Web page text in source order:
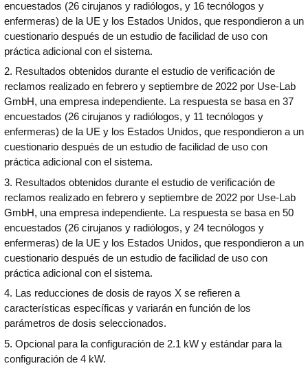
encuestados (26 cirujanos y radiólogos, y 16 tecnólogos y
enfermeras) de la UE y los Estados Unidos, que respondieron a un
cuestionario después de un estudio de facilidad de uso con
práctica adicional con el sistema.
2. Resultados obtenidos durante el estudio de verificación de
reclamos realizado en febrero y septiembre de 2022 por Use-Lab
GmbH, una empresa independiente. La respuesta se basa en 37
encuestados (26 cirujanos y radiólogos, y 11 tecnólogos y
enfermeras) de la UE y los Estados Unidos, que respondieron a un
cuestionario después de un estudio de facilidad de uso con
práctica adicional con el sistema.
3. Resultados obtenidos durante el estudio de verificación de
reclamos realizado en febrero y septiembre de 2022 por Use-Lab
GmbH, una empresa independiente. La respuesta se basa en 50
encuestados (26 cirujanos y radiólogos, y 24 tecnólogos y
enfermeras) de la UE y los Estados Unidos, que respondieron a un
cuestionario después de un estudio de facilidad de uso con
práctica adicional con el sistema.
4. Las reducciones de dosis de rayos X se refieren a
características específicas y variarán en función de los
parámetros de dosis seleccionados.
5. Opcional para la configuración de 2.1 kW y estándar para la
configuración de 4 kW.